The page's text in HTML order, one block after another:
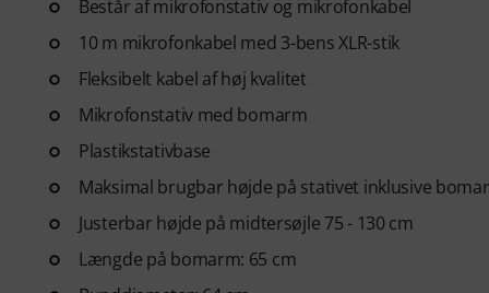
Består af mikrofonstativ og mikrofonkabel
10 m mikrofonkabel med 3-bens XLR-stik
Fleksibelt kabel af høj kvalitet
Mikrofonstativ med bomarm
Plastikstativbase
Maksimal brugbar højde på stativet inklusive
Justerbar højde på midtersøjle 75 - 130 cm
Længde på bomarm: 65 cm